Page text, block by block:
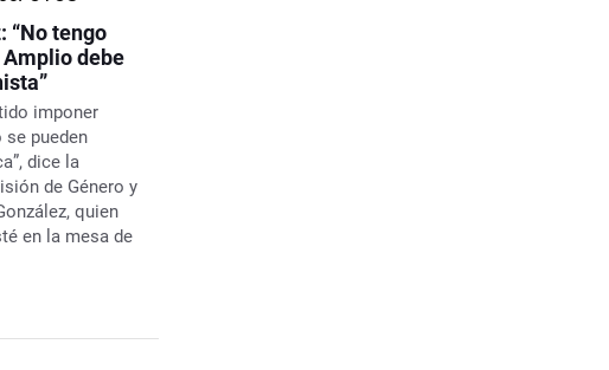
“No tengo
debe
imponer
pueden
dice la
de Género y
quien
en la mesa de